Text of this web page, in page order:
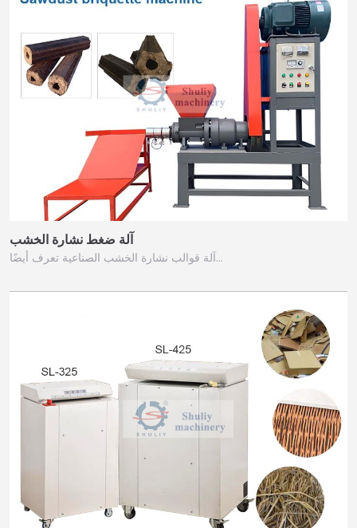
آلة ضغط نشارة الخشب
آلة قوالب نشارة الخشب الصناعية تعرف أيضًا…